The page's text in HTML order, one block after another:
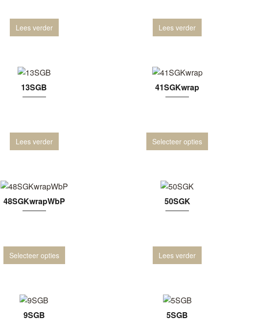
Lees verder Lees verder
13SGB
Lees verder
41SGKwrap
Selecteer opties
48SGKwrapWbP
Selecteer opties
50SGK
Lees verder
9SGB 5SGB